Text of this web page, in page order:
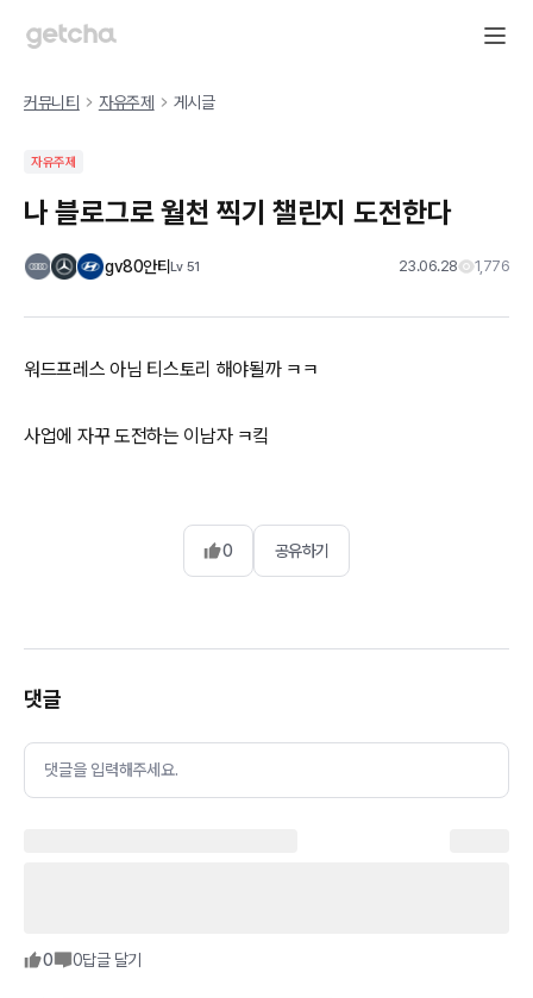
커뮤니티 자유주제 게시글
자유주제
나 블로그로 월천 찍기 챌린지 도전한다
gv80안티 Lv 51 23.06.28 1,776
워드프레스 아님 티스토리 해야될까 ㅋㅋ
사업에 자꾸 도전하는 이남자 ㅋ킼
0 공유하기
댓글
댓글을 입력해주세요.
0 0답글 달기